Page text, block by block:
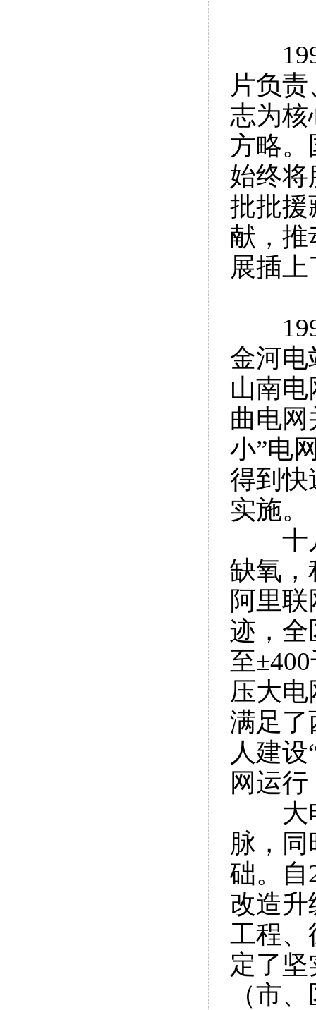
片负
志为核
方略。
始终将
批批援
献，推
展插
1994
金河电
山南
曲电
小”电
得到快
实施。
十
缺氧，
阿里
迹，全
至
压大
满足了
人建
网运
大
脉，
础。自
改造升
工程、
定了
（市